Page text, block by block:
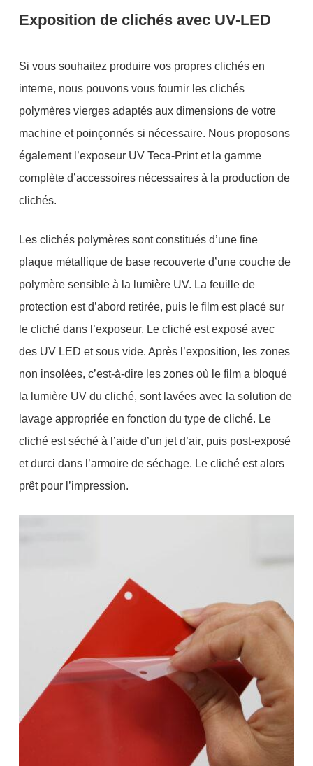
Exposition de clichés avec UV-LED
Si vous souhaitez produire vos propres clichés en
interne, nous pouvons vous fournir les clichés
polymères vierges adaptés aux dimensions de votre
machine et poinçonnés si nécessaire. Nous proposons
également l’exposeur UV Teca-Print et la gamme
complète d’accessoires nécessaires à la production de
clichés.
Les clichés polymères sont constitués d’une fine
plaque métallique de base recouverte d’une couche de
polymère sensible à la lumière UV. La feuille de
protection est d’abord retirée, puis le film est placé sur
le cliché dans l’exposeur. Le cliché est exposé avec
des UV LED et sous vide. Après l’exposition, les zones
non insolées, c’est-à-dire les zones où le film a bloqué
la lumière UV du cliché, sont lavées avec la solution de
lavage appropriée en fonction du type de cliché. Le
cliché est séché à l’aide d’un jet d’air, puis post-exposé
et durci dans l’armoire de séchage. Le cliché est alors
prêt pour l’impression.